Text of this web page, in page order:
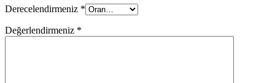
Derecelendirmeniz *
Değerlendirmeniz *